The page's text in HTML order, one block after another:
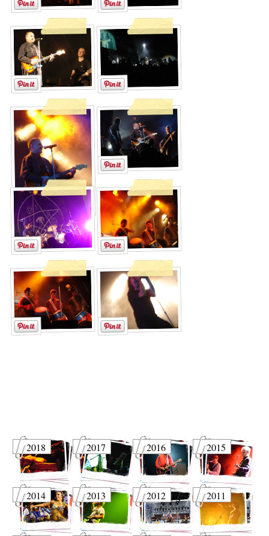
2018 2017 2016 2015
2014 2013 2012 2011